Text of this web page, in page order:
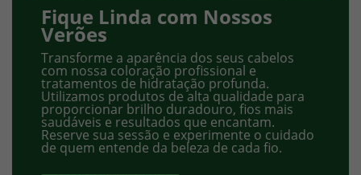
Fique Linda com Nossos
Verões
Transforme a aparência dos seus cabelos
com nossa coloração profissional e
tratamentos de hidratação profunda.
Utilizamos produtos de alta qualidade para
proporcionar brilho duradouro, fios mais
saudáveis e resultados que encantam.
Reserve sua sessão e experimente o cuidado
de quem entende da beleza de cada fio.